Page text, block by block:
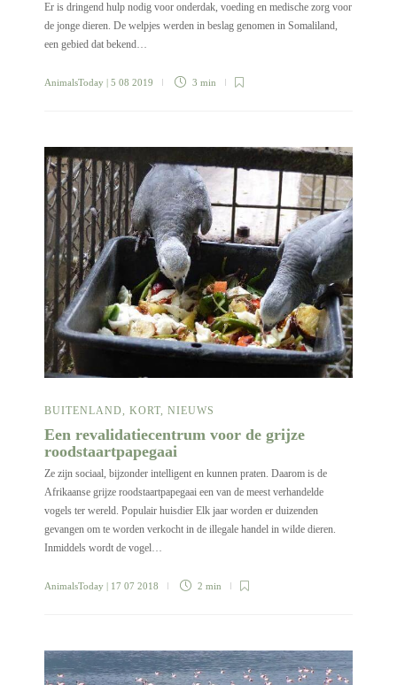
Er is dringend hulp nodig voor onderdak, voeding en medische zorg voor
de jonge dieren. De welpjes werden in beslag genomen in Somaliland,
een gebied dat bekend…
AnimalsToday | 5 08 2019 3 min
BUITENLAND, KORT, NIEUWS
Een revalidatiecentrum voor de grijze
roodstaartpapegaai
Ze zijn sociaal, bijzonder intelligent en kunnen praten. Daarom is de
Afrikaanse grijze roodstaartpapegaai een van de meest verhandelde
vogels ter wereld. Populair huisdier Elk jaar worden er duizenden
gevangen om te worden verkocht in de illegale handel in wilde dieren.
Inmiddels wordt de vogel…
AnimalsToday | 17 07 2018 2 min